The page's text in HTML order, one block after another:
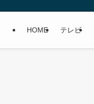
HOME テレビ